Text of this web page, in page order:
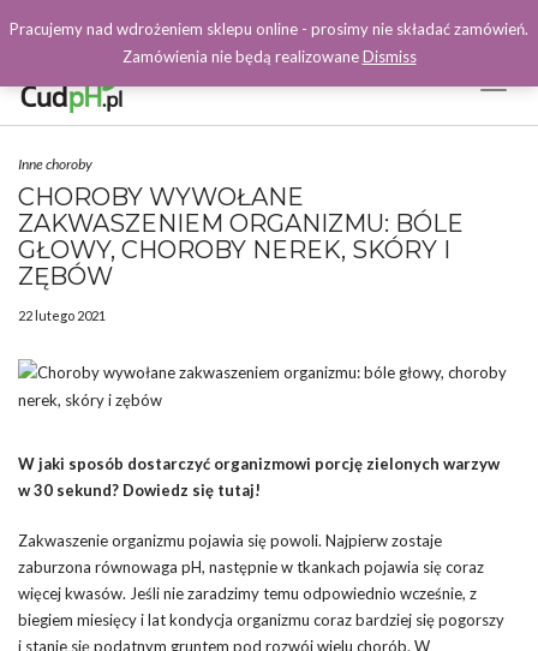
Facebook
Inne choroby
CHOROBY WYWOŁANE
ZAKWASZENIEM ORGANIZMU: BÓLE
GŁOWY, CHOROBY NEREK, SKÓRY I
ZĘBÓW
22 lutego 2021
W jaki sposób dostarczyć organizmowi porcję zielonych warzyw
w 30 sekund? Dowiedz się tutaj!
Zakwaszenie organizmu pojawia się powoli. Najpierw zostaje
zaburzona równowaga pH, następnie w tkankach pojawia się coraz
więcej kwasów. Jeśli nie zaradzimy temu odpowiednio wcześnie, z
biegiem miesięcy i lat kondycja organizmu coraz bardziej się pogorszy
i stanie się podatnym gruntem pod rozwój wielu chorób. W
Pracujemy nad wdrożeniem sklepu online - prosimy nie składać zamówień.
Zamówienia nie będą realizowaneDismiss